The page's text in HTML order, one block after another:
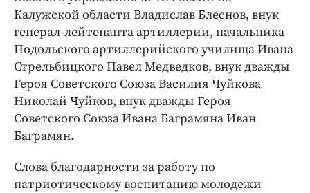
Калужской области Владислав Блеснов, внук
генерал-лейтенанта артиллерии, начальника
Подольского артиллерийского училища Ивана
Стрельбицкого Павел Медведков, внук дважды
Героя Советского Союза Василия Чуйкова
Николай Чуйков, внук дважды Героя
Советского Союза Ивана Баграмяна Иван
Баграмян.
Слова благодарности за работу по
патриотическому воспитанию молодежи